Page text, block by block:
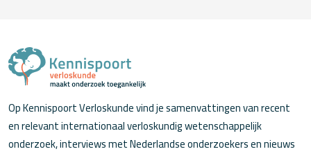
Op Kennispoort Verloskunde vind je samenvattingen van recent
en relevant internationaal verloskundig wetenschappelijk
onderzoek, interviews met Nederlandse onderzoekers en nieuws